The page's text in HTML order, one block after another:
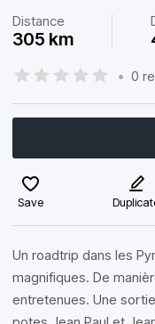
Distance
305 km
• 0
Save
Un roadtrip dans les
magnifiques. De
entretenues. Une